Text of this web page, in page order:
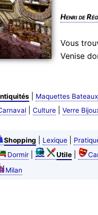
Henri de
Vous
Venise
| Maquettes Bateaux
| Culture| Verre
Shopping Lexique|
Dormir| Utile|
Milan